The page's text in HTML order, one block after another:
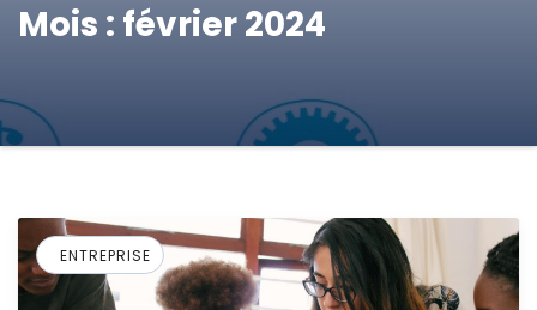
Mois : février 2024
ENTREPRISE